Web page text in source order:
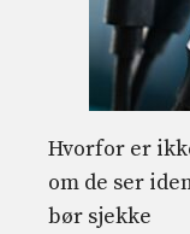
Hvorfor er
om de ser
bør sjekke